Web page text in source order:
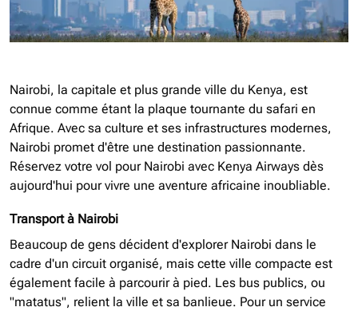
Nairobi, la capitale et plus grande ville du Kenya, est
connue comme étant la plaque tournante du safari en
Afrique. Avec sa culture et ses infrastructures modernes,
Nairobi promet d'être une destination passionnante.
Réservez votre vol pour Nairobi avec Kenya Airways dès
aujourd'hui pour vivre une aventure africaine inoubliable.
Transport à Nairobi
Beaucoup de gens décident d'explorer Nairobi dans le
cadre d'un circuit organisé, mais cette ville compacte est
également facile à parcourir à pied. Les bus publics, ou
"matatus", relient la ville et sa banlieue. Pour un service